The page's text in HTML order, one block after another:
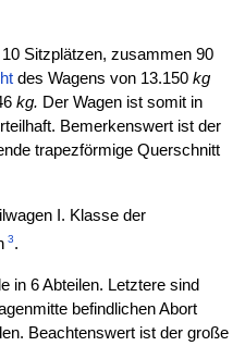
Sitzplätzen, zusammen 90
des Wagens von 13.150 kg
kg. Der Wagen ist somit in
Bemerkenswert ist der
trapezförmige Querschnitt
I. Klasse der
3.
in 6 Abteilen. Letztere sind
befindlichen Abort
Beachtenswert ist der große